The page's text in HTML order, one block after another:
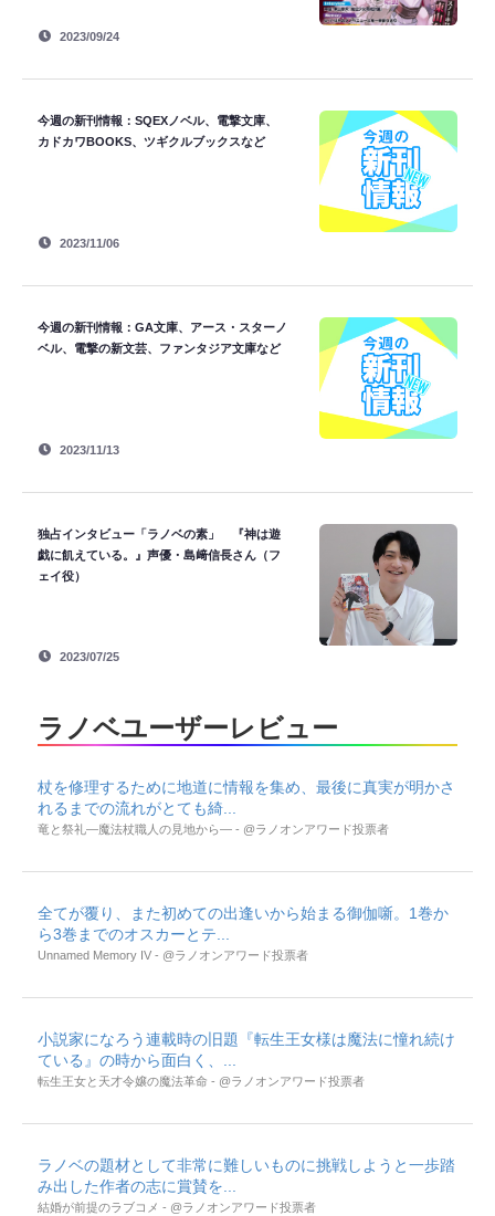
2023/09/24
今週の新刊情報：SQEXノベル、電撃文庫、
カドカワBOOKS、ツギクルブックスなど
2023/11/06
今週の新刊情報：GA文庫、アース・スターノ
ベル、電撃の新文芸、ファンタジア文庫など
2023/11/13
独占インタビュー「ラノベの素」 『神は遊
戯に飢えている。』声優・島﨑信長さん（フ
ェイ役）
2023/07/25
ラノベユーザーレビュー
杖を修理するために地道に情報を集め、最後に真実が明かさ
れるまでの流れがとても綺...
竜と祭礼―魔法杖職人の見地から― - @ラノオンアワード投票者
全てが覆り、また初めての出逢いから始まる御伽噺。1巻か
ら3巻までのオスカーとテ...
Unnamed Memory IV - @ラノオンアワード投票者
小説家になろう連載時の旧題『転生王女様は魔法に憧れ続け
ている』の時から面白く、...
転生王女と天才令嬢の魔法革命 - @ラノオンアワード投票者
ラノベの題材として非常に難しいものに挑戦しようと一歩踏
み出した作者の志に賞賛を...
結婚が前提のラブコメ - @ラノオンアワード投票者